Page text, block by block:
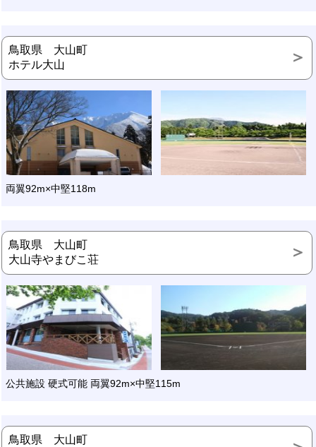
鳥取県 大山町
ホテル大山
両翼92m×中堅118m
鳥取県 大山町
大山寺やまびこ荘
公共施設 硬式可能 両翼92m×中堅115m
鳥取県 大山町